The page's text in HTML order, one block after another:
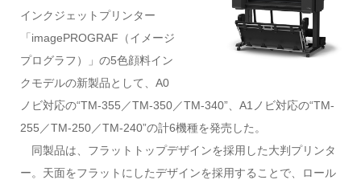
インクジェットプリンター
「imagePROGRAF（イメージ
プログラフ）」の5色顔料イン
クモデルの新製品として、A0
ノビ対応の“TM-355／TM-350／TM-340”、A1ノビ対応の“TM-
255／TM-250／TM-240”の計6機種を発売した。
同製品は、フラットトップデザインを採用した大判プリンタ
ー。天面をフラットにしたデザインを採用することで、ロール